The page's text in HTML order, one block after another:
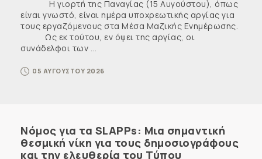
Η γιορτή της Παναγίας (15 Αυγούστου), όπως
είναι γνωστό, είναι ημέρα υποχρεωτικής αργίας για
τους εργαζόμενους στα Μέσα Μαζικής Ενημέρωσης.
Ως εκ τούτου, εν όψει της αργίας, οι
συνάδελφοι των ...
05 ΑΥΓΟΥΣΤΟΥ 2026
Νόμος για τα SLAPPs: Μια σημαντική
θεσμική νίκη για τους δημοσιογράφους
και την ελευθερία του Τύπου